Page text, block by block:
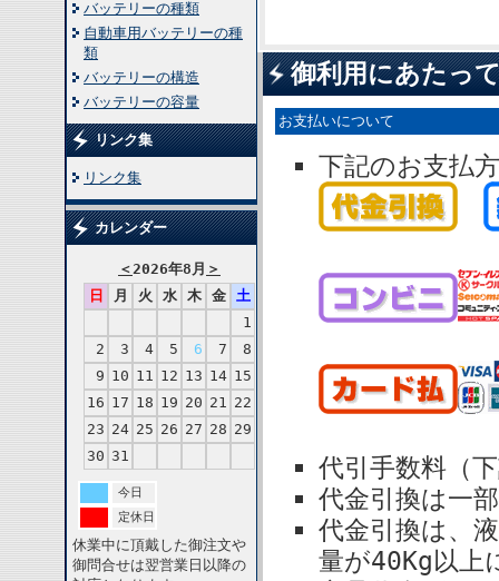
バッテリーの種類
自動車用バッテリーの種
類
バッテリーの構造
バッテリーの容量
リンク集
リンク集
カレンダー
＜2026年8月 ＞
日
月 火 水 木 金
土
1
2
3 4 5 6 7
8
9 10 11 12 13 14 15
16 17 18 19 20 21 22
23 24 25 26 27 28 29
30 31
今日
定休日
休業中に頂戴した御注文や
御問合せは翌営業日以降の
御利用にあたっ
お支払いについて
下記のお支払
代引手数料（
代金引換は一
代金引換は、
量が40Kg以上